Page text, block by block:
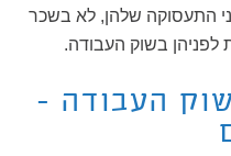
התעסוקה שלהן, לא בשכר
לפניהן בשוק העבודה.
העבודה -